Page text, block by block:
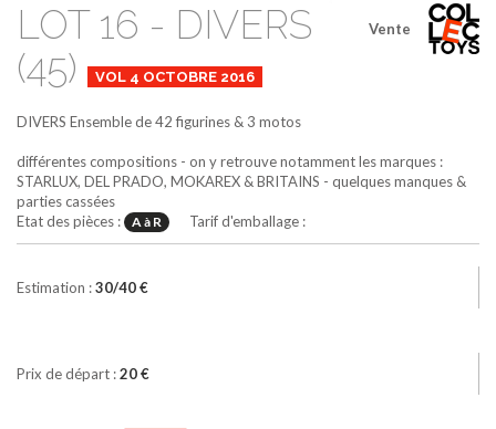
Vente
LOT 16 - DIVERS
(45)
VOL 4 OCTOBRE 2016
DIVERS Ensemble de 42 figurines & 3 motos
différentes compositions - on y retrouve notamment les marques :
STARLUX, DEL PRADO, MOKAREX & BRITAINS - quelques manques &
parties cassées
Etat des pièces :
A à R Tarif d'emballage :
Estimation :30/40 €
Prix de départ :20 €